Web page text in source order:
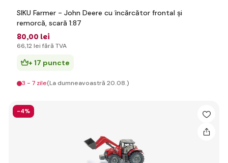
SIKU Farmer - John Deere cu încărcător frontal și
remorcă, scară 1:87
80,00 lei
66,12 lei fără TVA
+ 17 puncte
3 - 7 zile(La dumneavoastră 20.08.)
-4%